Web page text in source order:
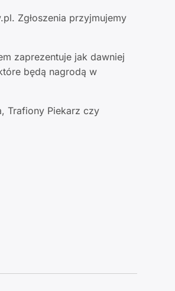
Zgłoszenia przyjmujemy
zaprezentuje jak dawniej
będą nagrodą w
Trafiony Piekarz czy